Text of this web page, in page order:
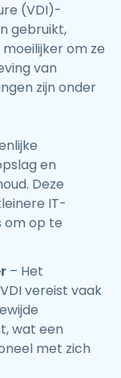
(VDI)-
gebruikt,
om ze
van
zijn onder
en
Deze
IT-
om op te
– Het
vereist vaak
wat een
met zich